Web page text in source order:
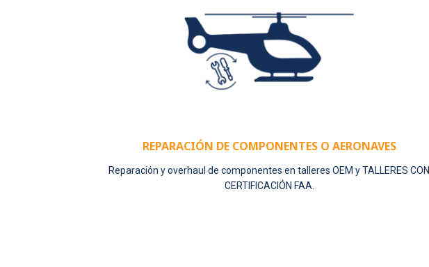
REPARACIÓN DE COMPONENTES O AERONAVES
Reparación y overhaul de componentes en talleres OEM y TALLERES CON
CERTIFICACIÓN FAA.